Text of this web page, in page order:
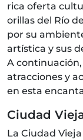
rica oferta
orillas del Río
por su
artística y sus
A
atracciones y
en esta
Ciudad
La Ciudad